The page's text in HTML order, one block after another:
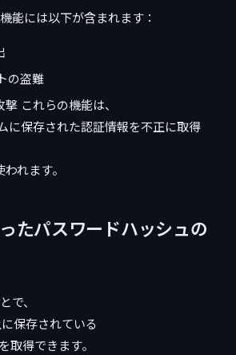
能には以下が含まれます：
の盗難
これらの機能は、
に保存された認証情報を不正に取得
れます。
たパスワードハッシュの
で、
保存されている
取得できます。